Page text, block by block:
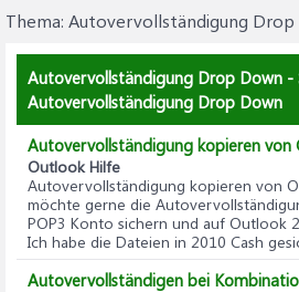
Thema: Autovervollständigung Drop
Autovervollständigung Drop Down -
Autovervollständigung Drop Down
Autovervollständigung kopieren von
Outlook Hilfe
Autovervollständigung kopieren von
möchte gerne die
POP3 Konto sichern und auf Outlook
Ich habe die Dateien in 2010 Cash
Autovervollständigen bei